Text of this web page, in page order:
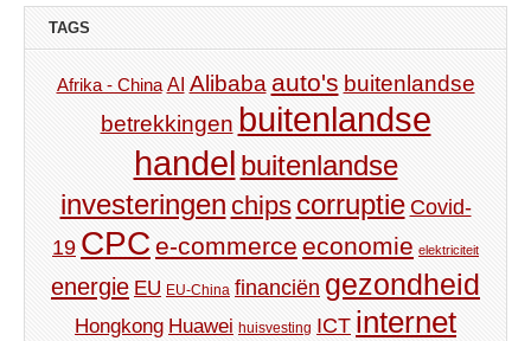
TAGS
Afrika - China AI Alibaba auto's buitenlandse
betrekkingen buitenlandse
handel buitenlandse
investeringen chips corruptie Covid-
19 CPC e-commerce economie elektriciteit
energie EU EU-China financiën gezondheid
Hongkong Huawei huisvesting ICT internet